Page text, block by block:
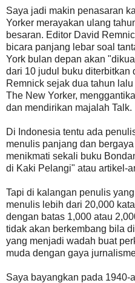
Saya jadi makin penasaran
Yorker merayakan ulang
besaran. Editor David
bicara panjang lebar soal
York bulan depan akan
dari 10 judul buku diterbitkan
Remnick sejak dua tahun
The New Yorker,
dan mendirikan majalah Talk.
Di Indonesia tentu ada
menulis panjang dan
menikmati sekali buku
di Kaki Pelangi" atau artikel-
Tapi di kalangan penulis
menulis lebih dari 20,000
dengan batas 1,000 atau
tidak akan berkembang bila
yang menjadi wadah buat
muda dengan gaya
Saya bayangkan pada 1940-